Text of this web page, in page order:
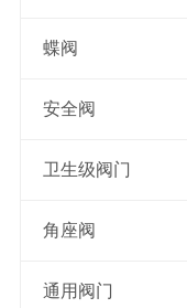
蝶阀
安全阀
卫生级阀门
角座阀
通用阀门